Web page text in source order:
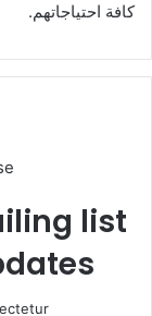
كافة احتياجاتهم.
list